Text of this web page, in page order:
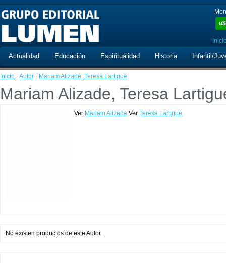
u$
Actualidad Educación Espiritualidad Historia Infantil/
Inicio · Autor · Mariam Alizade, Teresa Lartigue
Mariam Alizade, Teresa
Ver Mariam Alizade Ver Teresa Lartigue
No existen productos de este Autor.